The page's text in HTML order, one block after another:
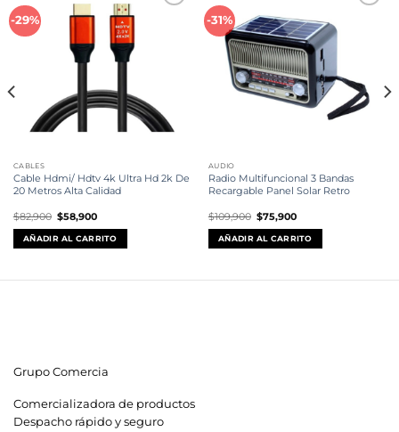
-29%
CABLES
Cable Hdmi/ Hdtv 4k Ultra Hd 2k De
20 Metros Alta Calidad
$82,900 El
precio
original
era:
$82,900.
$58,900El
actual
es:
$58,900.
AÑADIR AL CARRITO
-31%
AUDIO
Radio Multifuncional 3 Bandas
Recargable Panel Solar Retro
$109,900 El
precio
original
era:
$109,900.
$75,900El
actual
es:
$75,900.
AÑADIR AL CARRITO
Grupo Comercia
Comercializadora de productos
Despacho rápido y seguro